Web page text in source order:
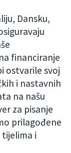
Dansku,
financiranje
ostvarile svoj
i nastavnih
na našu
za pisanje
prilagođene
i